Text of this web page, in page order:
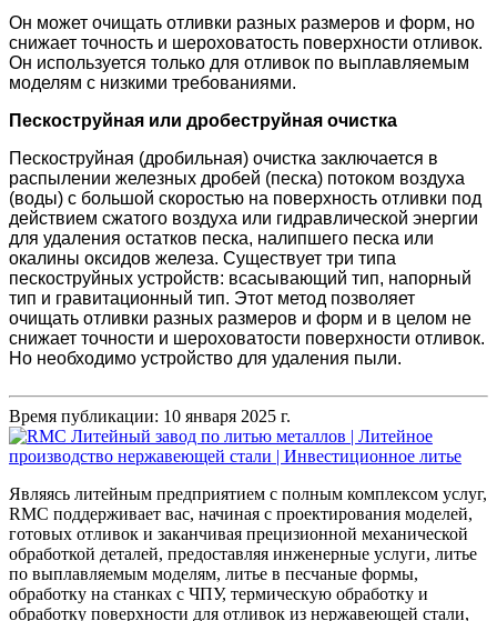
Он может очищать отливки разных размеров и форм, но
снижает точность и шероховатость поверхности отливок.
Он используется только для отливок по выплавляемым
моделям с низкими требованиями.
Пескоструйная или дробеструйная очистка
Пескоструйная (дробильная) очистка заключается в
распылении железных дробей (песка) потоком воздуха
(воды) с большой скоростью на поверхность отливки под
действием сжатого воздуха или гидравлической энергии
для удаления остатков песка, налипшего песка или
окалины оксидов железа. Существует три типа
пескоструйных устройств: всасывающий тип, напорный
тип и гравитационный тип. Этот метод позволяет
очищать отливки разных размеров и форм и в целом не
снижает точности и шероховатости поверхности отливок.
Но необходимо устройство для удаления пыли.
Время публикации: 10 января 2025 г.
Являясь литейным предприятием с полным комплексом услуг,
RMC поддерживает вас, начиная с проектирования моделей,
готовых отливок и заканчивая прецизионной механической
обработкой деталей, предоставляя инженерные услуги, литье
по выплавляемым моделям, литье в песчаные формы,
обработку на станках с ЧПУ, термическую обработку и
обработку поверхности для отливок из нержавеющей стали,